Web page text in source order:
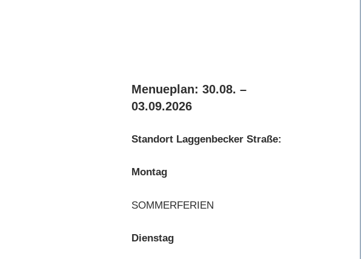
Menueplan: 30.08. –
03.09.2026
Standort Laggenbecker Straße:
Montag
SOMMERFERIEN
Dienstag